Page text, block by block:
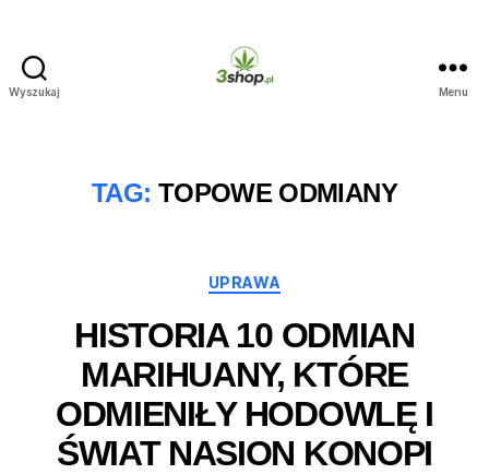
Wyszukaj Menu
TAG: TOPOWE ODMIANY
Kategorie
UPRAWA
HISTORIA 10 ODMIAN
MARIHUANY, KTÓRE
ODMIENIŁY HODOWLĘ I
ŚWIAT NASION KONOPI